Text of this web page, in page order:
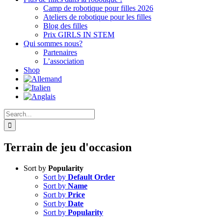
Camp de robotique pour filles 2026
Ateliers de robotique pour les filles
Blog des filles
Prix GIRLS IN STEM
Qui sommes nous?
Partenaires
L’association
Shop
Search
for:
Terrain de jeu d'occasion
Sort by Popularity
Sort by Default Order
Sort by Name
Sort by Price
Sort by Date
Sort by Popularity